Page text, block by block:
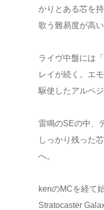
かりとある芯を
歌う難易度が高い
ライヴ中盤には
レイが続く。エ
駆使したアルペ
雷鳴のSEの中、
しっかり残った
へ。
kenのMCを経て
Stratocaster